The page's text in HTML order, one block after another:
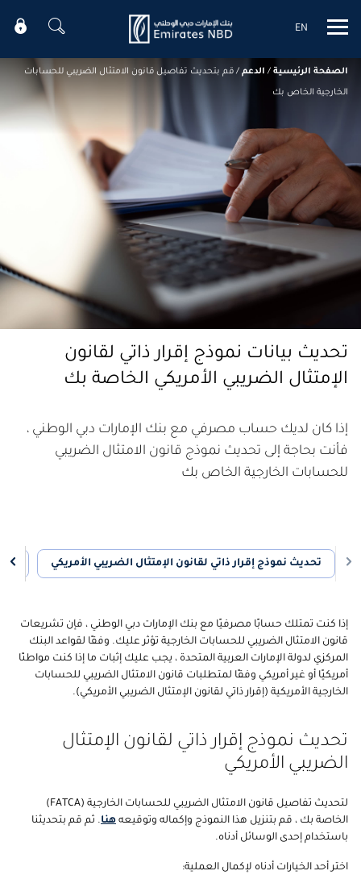
Mobile menu
EN
الصفحة الرئيسية / الدعم / قم بتحديث تفاصيل قانون الامتثال الضريبي للحسابات
الخارجية الخاص بك
تحديث بيانات نموذج إقرار ذاتي لقانون
الإمتثال الضريبي الأمريكي الخاصة بك
إذا كان لديك حساب مصرفي مع بنك الإمارات دبي الوطني ،
فأنت بحاجة إلى تحديث نموذج قانون الامتثال الضريبي
للحسابات الخارجية الخاص بك
تحديث نموذج إقرار ذاتي لقانون الإمتثال الضريبي الأمريكي
إذا كنت تمتلك حسابًا مصرفيًا مع بنك الإمارات دبي الوطني ، فإن تشريعات
قانون الامتثال الضريبي للحسابات الخارجية تؤثر عليك. وفقًا لقواعد البنك
المركزي لدولة الإمارات العربية المتحدة ، يجب عليك إثبات ما إذا كنت مواطنًا
أمريكيًا أو غير أمريكي وفقًا لمتطلبات قانون الامتثال الضريبي للحسابات
الخارجية الأمريكية (إقرار ذاتي لقانون الإمتثال الضريبي الأمريكي).
تحديث نموذج إقرار ذاتي لقانون الإمتثال
الضريبي الأمريكي
لتحديث تفاصيل قانون الامتثال الضريبي للحسابات الخارجية (FATCA)
الخاصة بك ، قم بتنزيل هذا النموذج وإكماله وتوقيعه هنا. ثم قم بتحديثنا
باستخدام إحدى الوسائل أدناه.
اختر أحد الخيارات أدناه لإكمال العملية: